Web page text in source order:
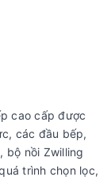
cao cấp được
các đầu bếp,
bộ nồi Zwilling
trình chọn lọc,